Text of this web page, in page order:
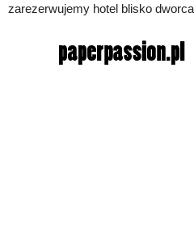
zarezerwujemy hotel blisko